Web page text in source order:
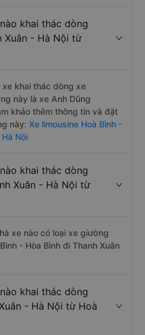
khai thác dòng
Xuân - Hà Nội từ
xe khai thác dòng xe
này là xe Anh Dũng
khảo thêm thông tin và đặt
này: Xe limousine Hoà Bình -
Nội
khai thác dòng
Xuân - Hà Nội từ
xe nào có loại xe giường
- Hòa Bình đi Thanh Xuân
khai thác dòng
- Hà Nội từ Hoà